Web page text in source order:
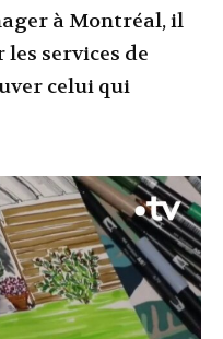
à Montréal, il
services de
celui qui